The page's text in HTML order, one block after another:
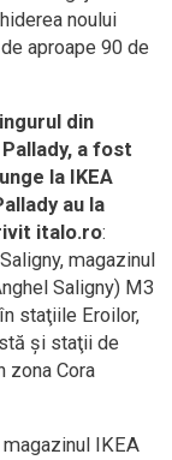
noului
aproape 90 de
din
a fost
la IKEA
au la
italo.ro:
magazinul
Saligny) M3
staţiile Eroilor,
şi staţii de
zona Cora
IKEA